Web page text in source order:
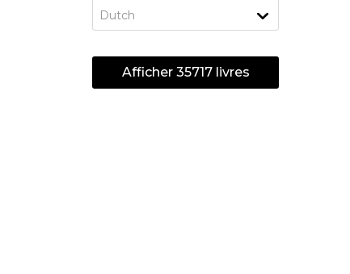
Dutch
Afficher 35717livres